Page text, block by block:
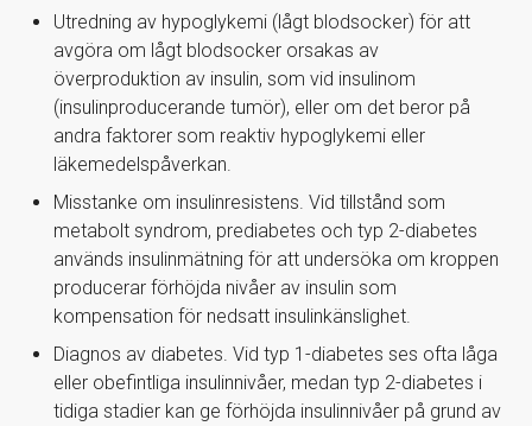
Utredning av hypoglykemi (lågt blodsocker) för att
avgöra om lågt blodsocker orsakas av
överproduktion av insulin, som vid insulinom
(insulinproducerande tumör), eller om det beror på
andra faktorer som reaktiv hypoglykemi eller
läkemedelspåverkan.
Misstanke om insulinresistens. Vid tillstånd som
metabolt syndrom, prediabetes och typ 2-diabetes
används insulinmätning för att undersöka om kroppen
producerar förhöjda nivåer av insulin som
kompensation för nedsatt insulinkänslighet.
Diagnos av diabetes. Vid typ 1-diabetes ses ofta låga
eller obefintliga insulinnivåer, medan typ 2-diabetes i
tidiga stadier kan ge förhöjda insulinnivåer på grund av